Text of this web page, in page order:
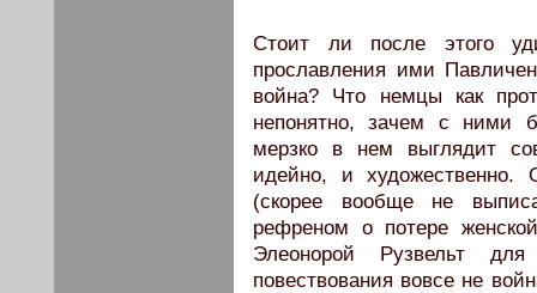
Стоит ли после этого
прославления ими
война? Что немцы как
непонятно, зачем с ними
мерзко в нем выглядит
идейно, и художественно.
(скорее вообще не
рефреном о потере
Элеонорой Рузвельт
повествования вовсе не